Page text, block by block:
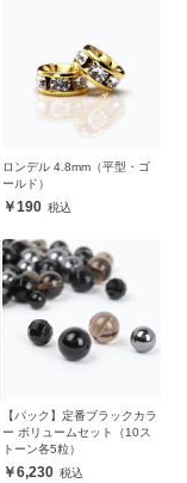
ロンデル 4.8mm（平型・ゴ
ールド）
190
【パック】定番ブラックカラ
ー ボリュームセット（10ス
トーン各5粒）
6,230